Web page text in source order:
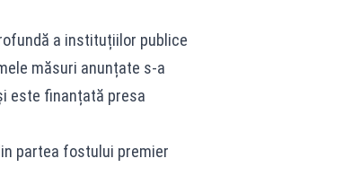
a instituțiilor publice
măsuri anunțate s-a
este finanțată presa
partea fostului premier